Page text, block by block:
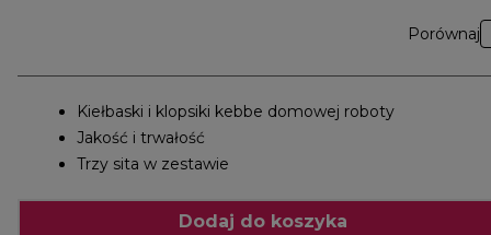
Porównaj
Kiełbaski i klopsiki kebbe domowej roboty
Jakość i trwałość
Trzy sita w zestawie
Dodaj do koszyka